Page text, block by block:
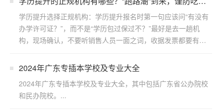
亏！
学历提升选择正规机构：学历提升报名时第一句应该问“有没有
办学许可证？”，而不是“学历包过保过不？”最好是去一趟机
构，现场确认，不要听销售人员一面之词，收据发票都要有。
2024年广东专插本学校及专业大全
2024年广东专插本学校及专业大全，其中包括广东省公办院校
和民办院校。...